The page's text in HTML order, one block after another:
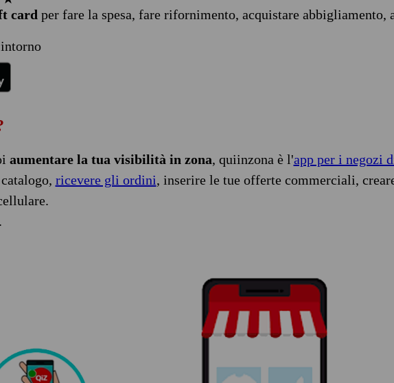
card per fare la spesa, fare rifornimento, acquistare abbigliamento,
aumentare la tua visibilità in zona, quiinzona è l'app per i negozi
ricevere gli ordini, inserire le tue offerte commerciali,
.